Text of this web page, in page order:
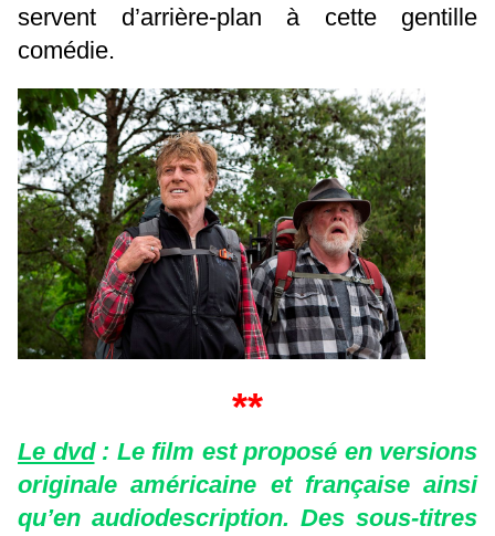
servent d’arrière-plan à cette gentille
comédie.
**
Le dvd : Le film est proposé en versions
originale américaine et française ainsi
qu’en audiodescription. Des sous-titres